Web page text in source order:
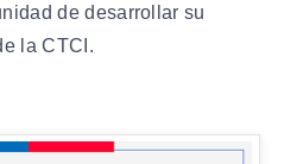
de desarrollar su
la CTCI.